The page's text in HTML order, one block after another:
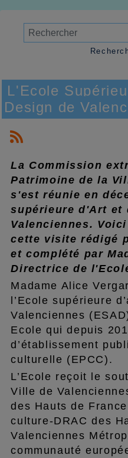
L'Ecole
Design de
La Commission
Patrimoine de la
s'est réunie en
supérieure d'Art et
Valenciennes.
cette visite rédigé
et complété par
Directrice de
Madame Alice
l’Ecole supérieure
Valenciennes
Ecole qui depuis
d’établissement
culturelle (EPCC).
L’Ecole reçoit le
Ville de
des Hauts de
culture-DRAC des
Valenciennes
communauté